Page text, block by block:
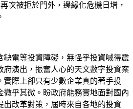
再次被拒於門外，邊緣化危機日增，
缺電等投資障礙，無怪乎投資喊得震
府演出，振奮人心的天文數字投資案
實際上卻只有少數企業真的著手投
微乎其微。盼政府能務實地面對國內
出改革對策，屆時來自各地的投資